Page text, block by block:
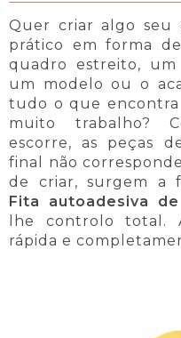
Quer criar algo seu
prático em forma
quadro estreito,
um modelo ou o
tudo o que encontra
muito trabalho?
escorre, as peças
final não
de criar, surgem a
Fita autoadesiva
lhe controlo total.
rápida e